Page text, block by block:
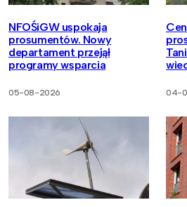
NFOŚiGW uspokaja
prosumentów. Nowy
departament przejął
programy wsparcia
05-08-2026 04-